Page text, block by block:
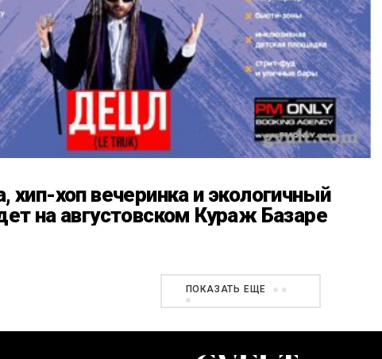
хип-хоп вечеринка и экологичный
на августовском Кураж Базаре
ПОКАЗАТЬ ЕЩЕ